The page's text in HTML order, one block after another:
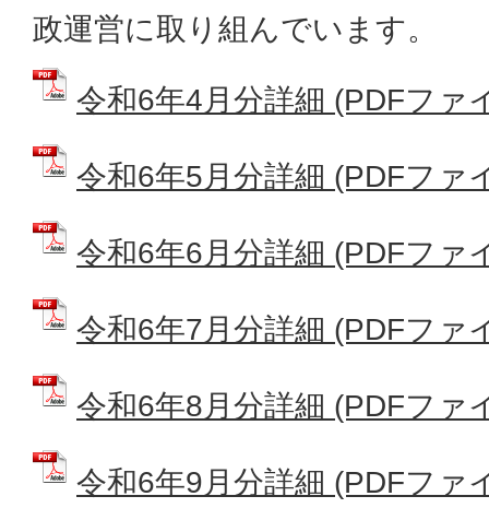
政運営に取り組んでいます。
令和6年4月分詳細 (PDFファ
令和6年5月分詳細 (PDFファ
令和6年6月分詳細 (PDFファ
令和6年7月分詳細 (PDFファ
令和6年8月分詳細 (PDFファ
令和6年9月分詳細 (PDFファ